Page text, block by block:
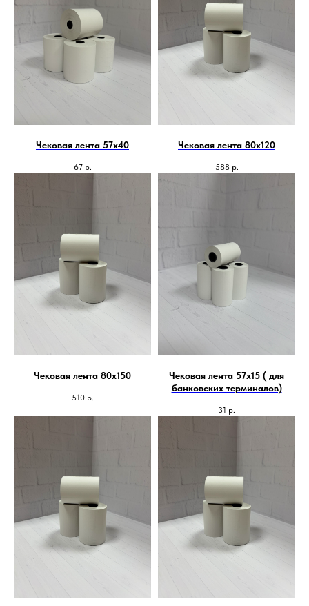
Чековая лента 57х40
67 р.
Чековая лента 80х120
588 р.
Чековая лента 80х150
510 р.
Чековая лента 57х15 ( для
банковских терминалов)
31 р.